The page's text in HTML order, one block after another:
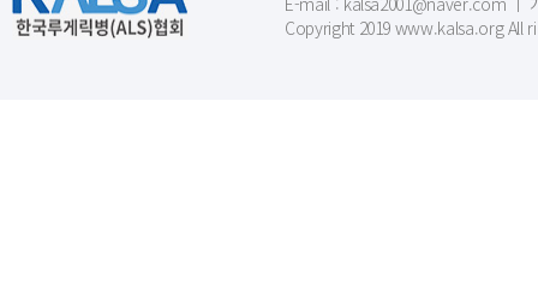
Copyright 2019 www.kalsa.org All